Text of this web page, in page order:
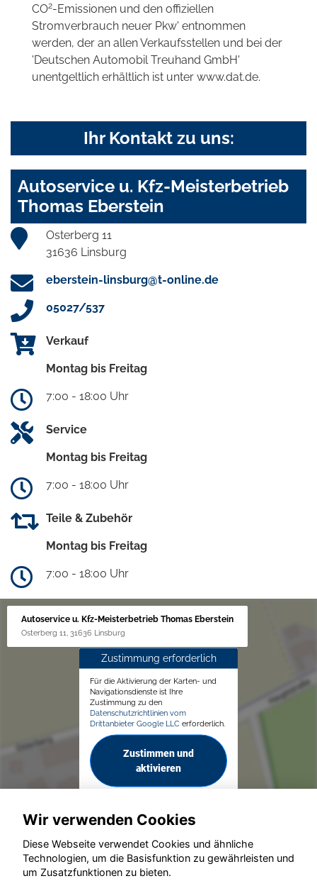
CO2-Emissionen und den offiziellen
Stromverbrauch neuer Pkw' entnommen
werden, der an allen Verkaufsstellen und bei der
'Deutschen Automobil Treuhand GmbH'
unentgeltlich erhältlich ist unter www.dat.de.
Ihr Kontakt zu uns:
Autoservice u. Kfz-Meisterbetrieb
Thomas Eberstein
Osterberg 11
31636 Linsburg
eberstein-linsburg@t-online.de
05027/537
Verkauf
Montag bis Freitag
7:00 - 18:00 Uhr
Service
Montag bis Freitag
7:00 - 18:00 Uhr
Teile & Zubehör
Montag bis Freitag
7:00 - 18:00 Uhr
Autoservice u. Kfz-Meisterbetrieb Thomas Eberstein
Osterberg 11, 31636 Linsburg
Zustimmung erforderlich
Für die Aktivierung der Karten- und
Navigationsdienste ist Ihre
Zustimmung zu den
Datenschutzrichtlinien vom
Drittanbieter Google LLC erforderlich.
Zustimmen und
aktivieren
© konjunkturmotor.de GmbH 2020 - 2026
Wir verwenden Cookies
Diese Webseite verwendet Cookies und ähnliche
Technologien, um die Basisfunktion zu gewährleisten und
um Zusatzfunktionen zu bieten.